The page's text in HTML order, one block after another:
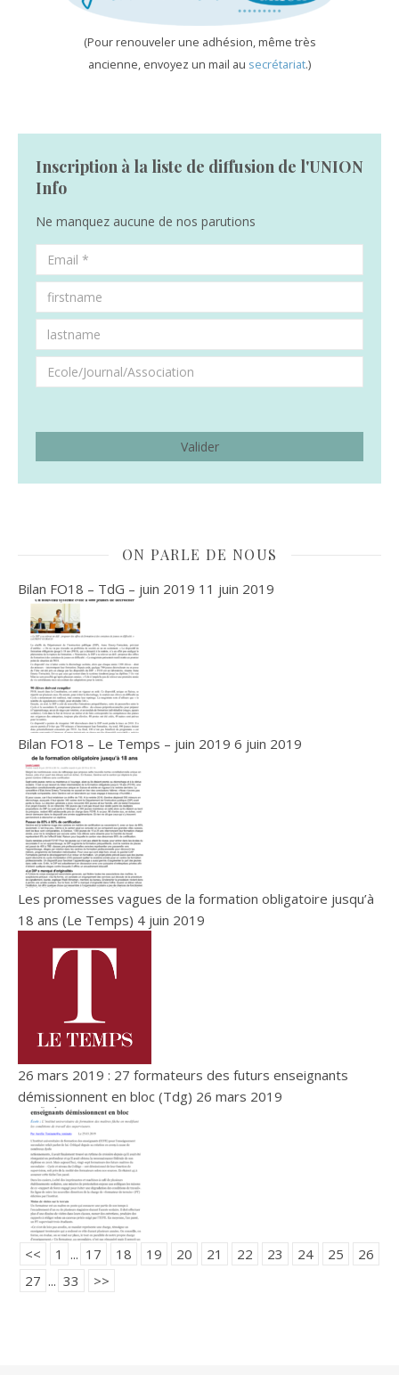
(Pour renouveler une adhésion, même très
ancienne, envoyez un mail au secrétariat.)
Inscription à la liste de diffusion de l'UNION
Info
Ne manquez aucune de nos parutions
ON PARLE DE NOUS
Bilan FO18 – TdG – juin 2019 11 juin 2019
Bilan FO18 – Le Temps – juin 2019 6 juin 2019
Les promesses vagues de la formation obligatoire jusqu’à
18 ans (Le Temps) 4 juin 2019
26 mars 2019 : 27 formateurs des futurs enseignants
démissionnent en bloc (Tdg) 26 mars 2019
<< 1 ... 17 18 19 20 21 22 23 24 25
26
27 ... 33 >>